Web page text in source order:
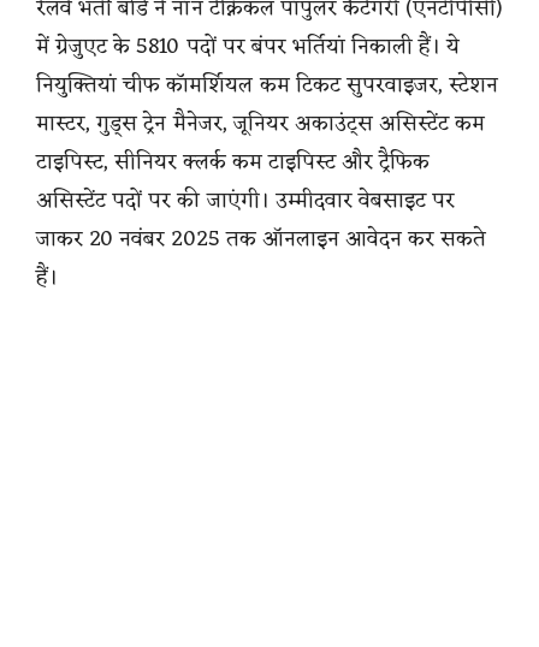
रेलवे भर्ती बोर्ड ने नॉन टेक्निकल पॉपुलर कैटेगरी (एनटीपीसी)
में ग्रेजुएट के 5810 पदों पर बंपर भर्तियां निकाली हैं। ये
नियुक्तियां चीफ कॉमर्शियल कम टिकट सुपरवाइजर, स्टेशन
मास्टर, गुड्स ट्रेन मैनेजर, जूनियर अकाउंट्स असिस्टेंट कम
टाइपिस्ट, सीनियर क्लर्क कम टाइपिस्ट और ट्रैफिक
असिस्टेंट पदों पर की जाएंगी। उम्मीदवार वेबसाइट पर
जाकर 20 नवंबर 2025 तक ऑनलाइन आवेदन कर सकते
हैं।